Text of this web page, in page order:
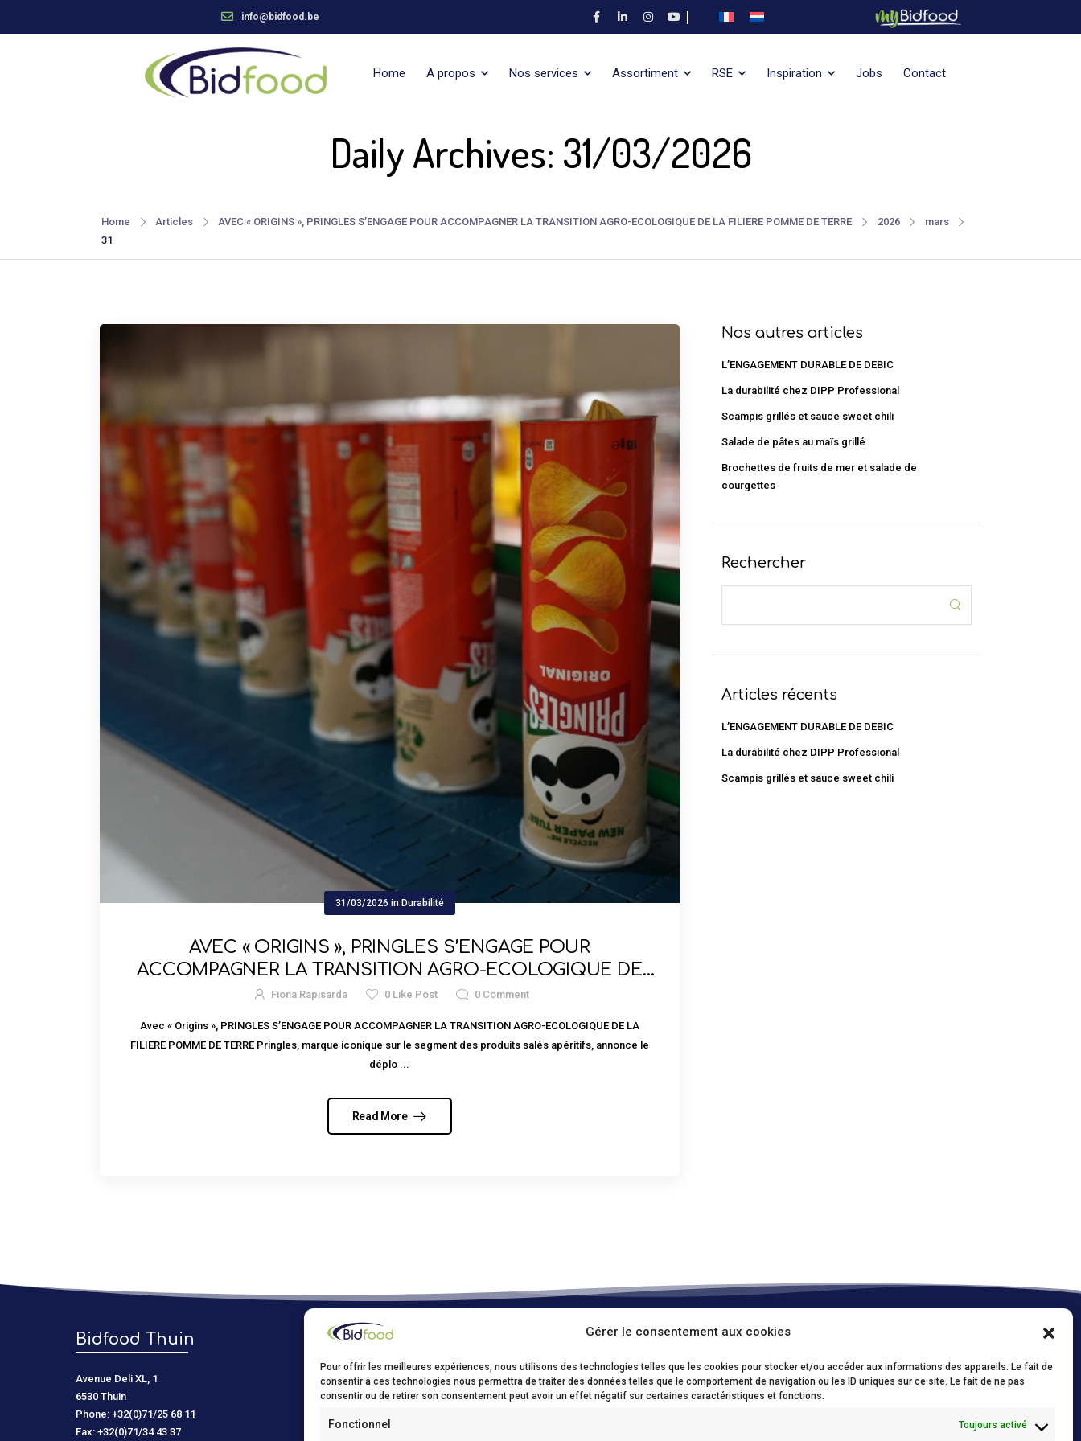
Gérer le consentement aux cookies
Pour offrir les meilleures expériences, nous utilisons des technologies telles que les cookies pour stocker et/ou accéder aux informations des appareils. Le fait de
consentir à ces technologies nous permettra de traiter des données telles que le comportement de navigation ou les ID uniques sur ce site. Le fait de ne pas
consentir ou de retirer son consentement peut avoir un effet négatif sur certaines caractéristiques et fonctions.
Fonctionnel Toujours activé
info@bidfood.be
Home A propos Nos services Assortiment RSE Inspiration Jobs Contact
Daily Archives: 31/03/2026
Home Articles AVEC « ORIGINS », PRINGLES S’ENGAGE POUR ACCOMPAGNER LA TRANSITION AGRO-ECOLOGIQUE DE LA FILIERE POMME DE TERRE 2026
mars
31
Nos autres articles
L’ENGAGEMENT DURABLE DE DEBIC
La durabilité chez DIPP Professional
Scampis grillés et sauce sweet chili
Salade de pâtes au maïs grillé
Brochettes de fruits de mer et salade de
courgettes
Rechercher
Articles récents
L’ENGAGEMENT DURABLE DE DEBIC
La durabilité chez DIPP Professional
Scampis grillés et sauce sweet chili
31/03/2026 in Durabilité
AVEC « ORIGINS », PRINGLES S’ENGAGE POUR
ACCOMPAGNER LA TRANSITION AGRO-ECOLOGIQUE DE
LA FILIERE POMME DE TERRE
Fiona Rapisarda 0Like Post 0Comment
Avec « Origins », PRINGLES S’ENGAGE POUR ACCOMPAGNER LA TRANSITION AGRO-ECOLOGIQUE DE LA
FILIERE POMME DE TERRE Pringles, marque iconique sur le segment des produits salés apéritifs, annonce le
déplo ...
Read More
Bidfood Thuin
Avenue Deli XL, 1
6530 Thuin
Phone: +32(0)71/25 68 11
Fax: +32(0)71/34 43 37
Bidfood Kruibeke
Kasteleinsstraat, 17
9150 Kruibeke
Fax: +32(0)3/250 62 03
Conditions d’utilisations (FR)/Privacy Policy
(NL)
Algemene